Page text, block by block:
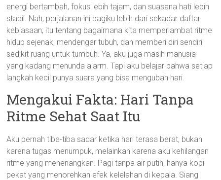
energi bertambah, fokus lebih tajam, dan suasana hati lebih
stabil. Nah, perjalanan ini bagiku lebih dari sekadar daftar
kebiasaan; itu tentang bagaimana kita memperlambat ritme
hidup sejenak, mendengar tubuh, dan memberi diri sendiri
sedikit ruang untuk tumbuh. Ya, aku juga masih manusia
yang kadang menunda alarm. Tapi aku belajar bahwa setiap
langkah kecil punya suara yang bisa mengubah hari.
Mengakui Fakta: Hari Tanpa
Ritme Sehat Saat Itu
Aku pernah tiba-tiba sadar ketika hari terasa berat, bukan
karena tugas menumpuk, melainkan karena aku kehilangan
ritme yang menenangkan. Pagi tanpa air putih, hanya kopi
pekat yang menorehkan efek kelelahan di kepala. Siang